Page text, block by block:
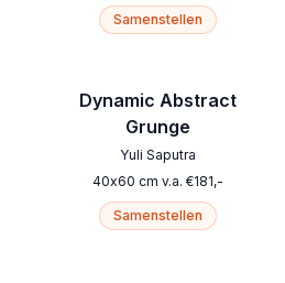
Samenstellen
Dynamic Abstract
Grunge
Yuli Saputra
40x60 cm v.a. €181,-
Samenstellen